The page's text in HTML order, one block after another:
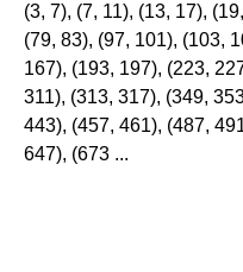
(3, 7), (7, 11), (13, 17),
(79, 83), (97, 101), (103,
167), (193, 197), (223,
311), (313, 317), (349,
443), (457, 461), (487,
647), (673 ...